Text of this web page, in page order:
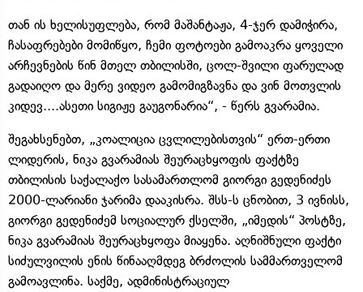
თან ის ხელისუფლება, რომ მაშანტაჟა, 4-ჯერ დამიჭირა,
ჩასაფრებები მომიწყო, ჩემი ფოტოები გამოაკრა ყოველი
არჩევნების წინ მთელ თბილისში, ცოლ-შვილი ფარულად
გადაიღო და მერე ვიდეო გამომიგზავნა და ვინ მოთვლის
კიდევ....ასეთი სიგიჟე გაუგონარია“, - წერს გვარამია.
შეგახსენებთ, „კოალიცია ცვლილებისთვის“ ერთ-ერთი
ლიდერის, ნიკა გვარამიას შეურაცხყოფის ფაქტზე
თბილისის საქალაქო სასამართლომ გიორგი გედენიძეს
2000-ლარიანი ჯარიმა დააკისრა. შსს-ს ცნობით, 3 ივნისს,
გიორგი გედენიძემ სოციალურ ქსელში, „იმედის“ პოსტზე,
ნიკა გვარამიას შეურაცხყოფა მიაყენა. აღნიშნული ფაქტი
სიძულვილის ენის წინააღმდეგ ბრძოლის სამმართველომ
გამოავლინა. საქმე, ადმინისტრაციულ